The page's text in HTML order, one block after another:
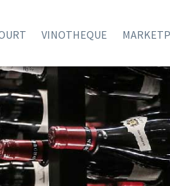
VINOTHEQUE